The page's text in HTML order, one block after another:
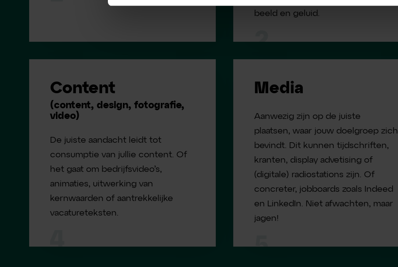
beeld en geluid.
2
Content
(content, design, fotografie,
video)
De juiste aandacht leidt tot
consumptie van jullie content. Of
het gaat om bedrijfsvideo’s,
animaties, uitwerking van
kernwaarden of aantrekkelijke
vacatureteksten.
4
Media
Aanwezig zijn op de juiste
plaatsen, waar jouw doelgroep zich
bevindt. Dit kunnen tijdschriften,
kranten, display advetising of
(digitale) radiostations zijn. Of
concreter, jobboards zoals Indeed
en LinkedIn. Niet afwachten, maar
jagen!
5